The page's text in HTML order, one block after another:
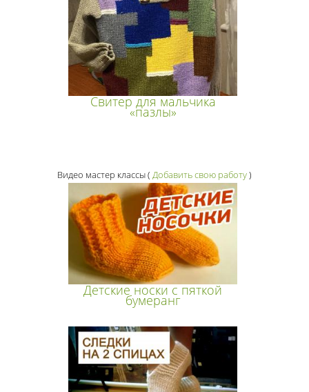
Свитер для мальчика
«пазлы»
Видео мастер классы( Добавить свою работу)
Детские носки с пяткой
бумеранг